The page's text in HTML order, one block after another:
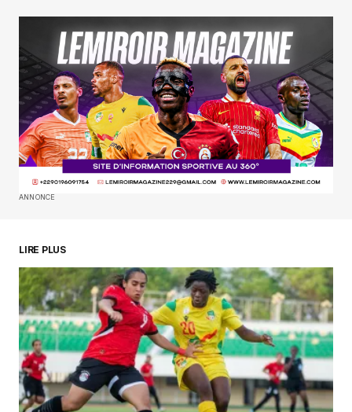
Comment*
Your Name *
Your E-mail*
commentaire.
SUBMIT COMMENT
ANNONCE
LIRE PLUS